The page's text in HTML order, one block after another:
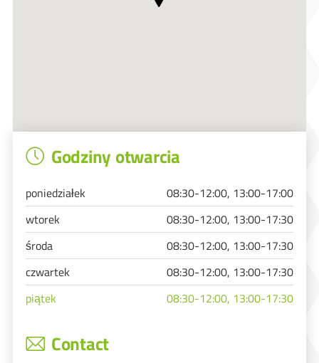
Godziny otwarcia
poniedziałek
08:30-12:00, 13:00-17:00
wtorek
08:30-12:00, 13:00-17:30
środa
08:30-12:00, 13:00-17:30
czwartek
08:30-12:00, 13:00-17:30
piątek
08:30-12:00, 13:00-17:30
Contact